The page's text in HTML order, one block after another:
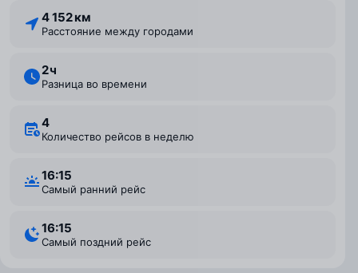
4 152 км
Расстояние между городами
2 ⁠ч
Разница во времени
4
Количество рейсов в неделю
16:15
Самый ранний рейс
16:15
Самый поздний рейс